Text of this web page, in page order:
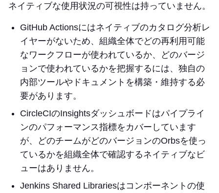
ネイティブな使用状況の可視性は持っていません。
GitHub Actionsにはネイティブのカタログ分析レ
イヤーがないため、組織全体でどの再利用可能
なワークフローが使われているか、どのバージ
ョンで使われているかを把握するには、独自の
内部ツールやドキュメントを構築・維持する必
要があります。
CircleCIのInsightsダッシュボードはパイプライ
ンのパフォーマンス指標をカバーしています
が、どのチームがどのバージョンのOrbsを使っ
ているかを組織全体で確認するネイティブなビ
ューはありません。
Jenkins Shared Librariesはコンポーネントの使